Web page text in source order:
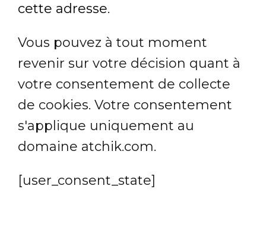
cette adresse.
Vous pouvez à tout moment
revenir sur votre décision quant à
votre consentement de collecte
de cookies. Votre consentement
s'applique uniquement au
domaine atchik.com.
[user_consent_state]